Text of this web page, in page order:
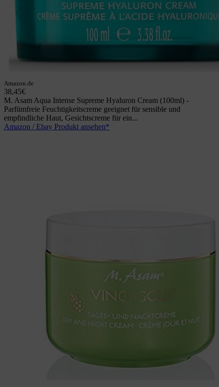
Amazon.de
38,45€
M. Asam Aqua Intense Supreme Hyaluron Cream (100ml) -
Parfümfreie Feuchtigkeitscreme geeignet für sensible und
empfindliche Haut, Gesichtscreme für ein...
Amazon / Ebay Produkt ansehen*